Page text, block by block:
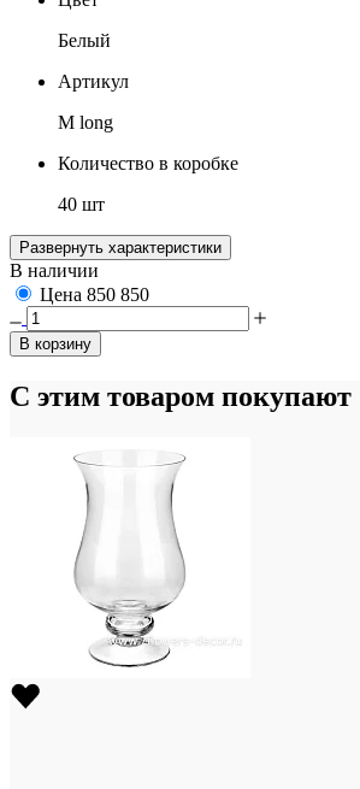
Белый
Артикул
М long
Количество в коробке
40 шт
Развернуть характеристики
В наличии
Цена 850 850
В корзину
С этим товаром покупают